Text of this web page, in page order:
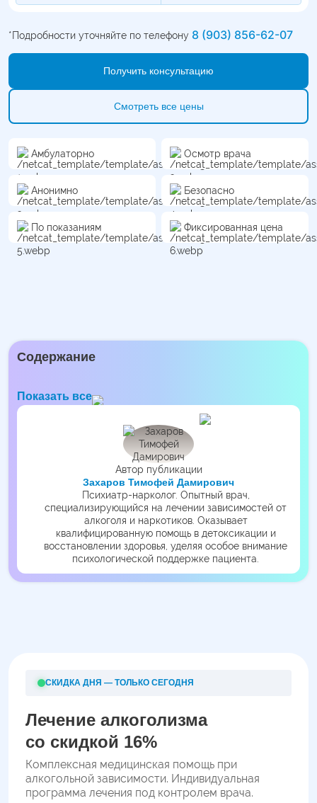
*Подробности уточняйте по телефону 8 (903) 856-62-07
Получить консультацию
Смотреть все цены
Амбулаторно Осмотр врача
Анонимно Безопасно
По показаниям Фиксированная цена
Содержание
Показать все
Автор публикации
Захаров Тимофей Дамирович
Психиатр-нарколог. Опытный врач,
специализирующийся на лечении зависимостей от
алкоголя и наркотиков. Оказывает
квалифицированную помощь в детоксикации и
восстановлении здоровья, уделяя особое внимание
психологической поддержке пациента.
СКИДКА ДНЯ — ТОЛЬКО СЕГОДНЯ
Лечение алкоголизма
со скидкой 16%
Комплексная медицинская помощь при
алкогольной зависимости. Индивидуальная
программа лечения под контролем врача.